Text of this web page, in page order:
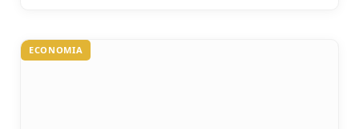
ECONOMIA